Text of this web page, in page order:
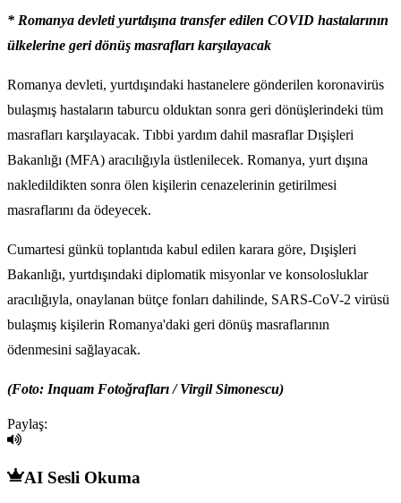
* Romanya devleti yurtdışına transfer edilen COVID hastalarının
ülkelerine geri dönüş masrafları karşılayacak
Romanya devleti, yurtdışındaki hastanelere gönderilen koronavirüs
bulaşmış hastaların taburcu olduktan sonra geri dönüşlerindeki tüm
masrafları karşılayacak. Tıbbi yardım dahil masraflar Dışişleri
Bakanlığı (MFA) aracılığıyla üstlenilecek. Romanya, yurt dışına
nakledildikten sonra ölen kişilerin cenazelerinin getirilmesi
masraflarını da ödeyecek.
Cumartesi günkü toplantıda kabul edilen karara göre, Dışişleri
Bakanlığı, yurtdışındaki diplomatik misyonlar ve konsolosluklar
aracılığıyla, onaylanan bütçe fonları dahilinde, SARS-CoV-2 virüsü
bulaşmış kişilerin Romanya'daki geri dönüş masraflarının
ödenmesini sağlayacak.
(Foto: Inquam Fotoğrafları / Virgil Simonescu)
Paylaş:
AI Sesli Okuma